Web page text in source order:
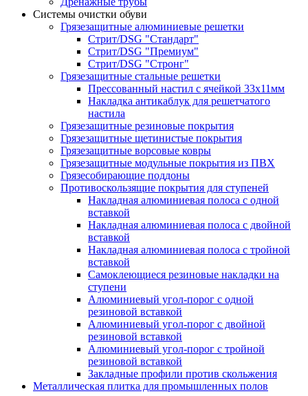
Системы очистки обуви
Грязезащитные алюминиевые решетки
Стрит/DSG "Стандарт"
Стрит/DSG "Премиум"
Стрит/DSG "Стронг"
Грязезащитные стальные решетки
Прессованный настил с ячейкой 33х11мм
Накладка антикаблук для решетчатого
настила
Грязезащитные резиновые покрытия
Грязезащитные щетинистые покрытия
Грязезащитные ворсовые ковры
Грязезащитные модульные покрытия из ПВХ
Грязесобирающие поддоны
Противоскользящие покрытия для ступеней
Накладная алюминиевая полоса с одной
вставкой
Накладная алюминиевая полоса с двойной
вставкой
Накладная алюминиевая полоса с тройной
вставкой
Самоклеющиеся резиновые накладки на
ступени
Алюминиевый угол-порог с одной
резиновой вставкой
Алюминиевый угол-порог с двойной
резиновой вставкой
Алюминиевый угол-порог с тройной
резиновой вставкой
Закладные профили против скольжения
Металлическая плитка для промышленных полов